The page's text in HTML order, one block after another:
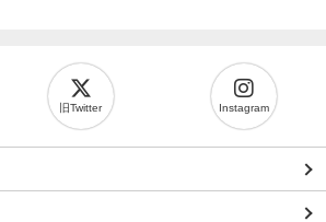
旧Twitter Instagram